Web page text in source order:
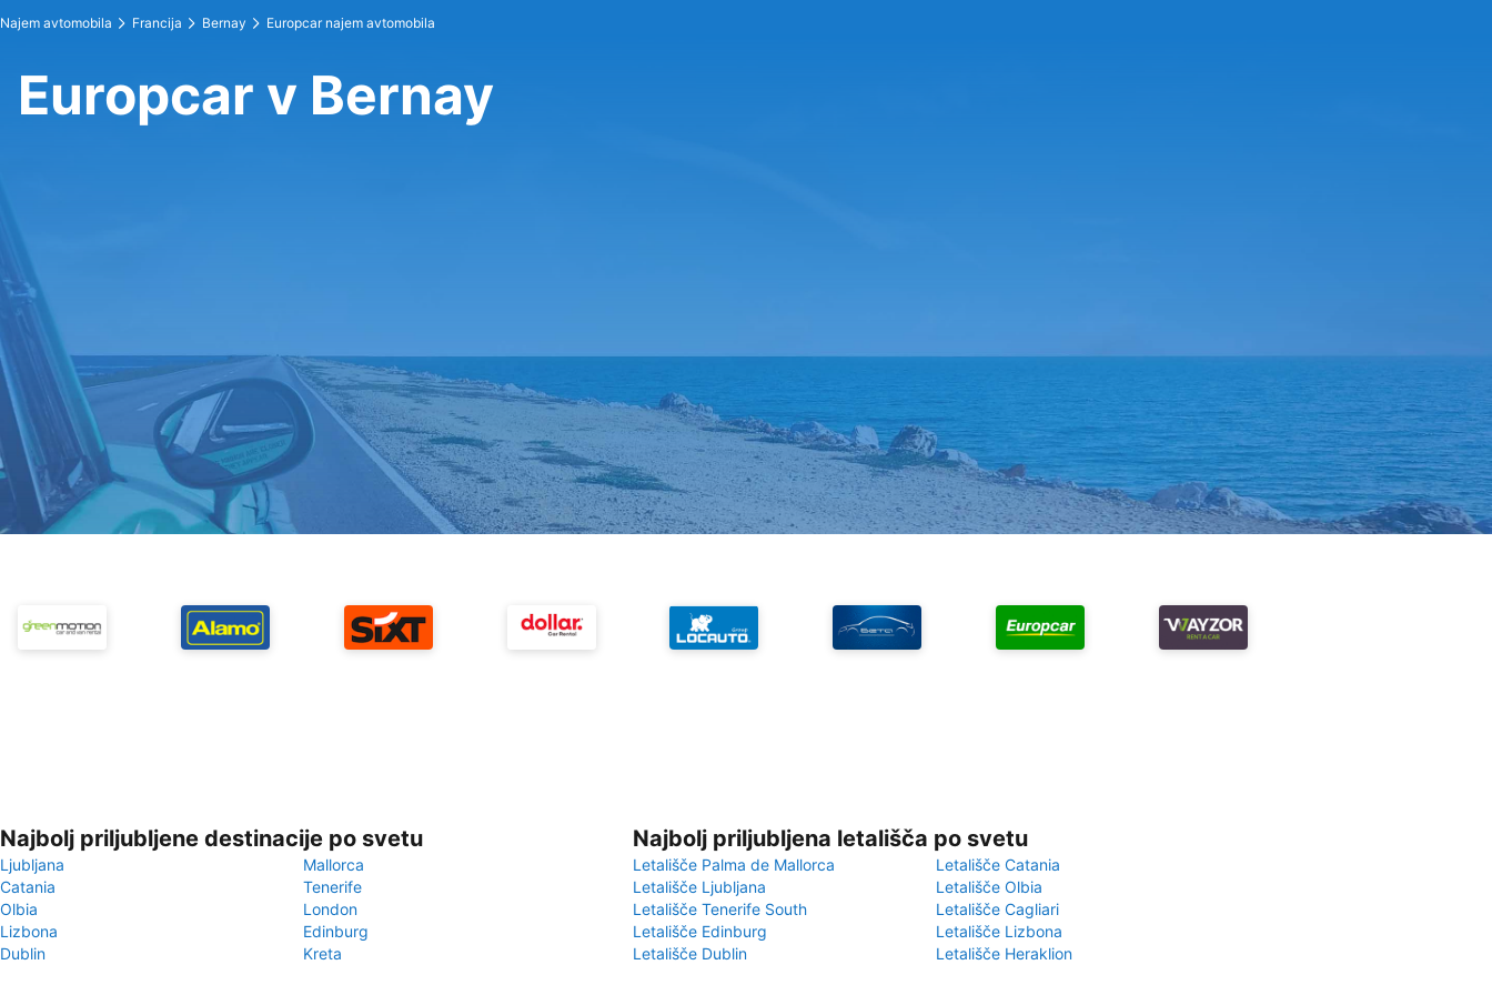
Najem avtomobila Francija Bernay Europcar najem avtomobila
Europcar v Bernay
Najbolj priljubljene destinacije po svetu
Ljubljana
Mallorca
Catania
Tenerife
Olbia
London
Lizbona
Edinburg
Dublin
Kreta
Najbolj priljubljena letališča po svetu
Letališče Palma de Mallorca
Letališče Catania
Letališče Ljubljana
Letališče Olbia
Letališče Tenerife South
Letališče Cagliari
Letališče Edinburg
Letališče Lizbona
Letališče Dublin
Letališče Heraklion